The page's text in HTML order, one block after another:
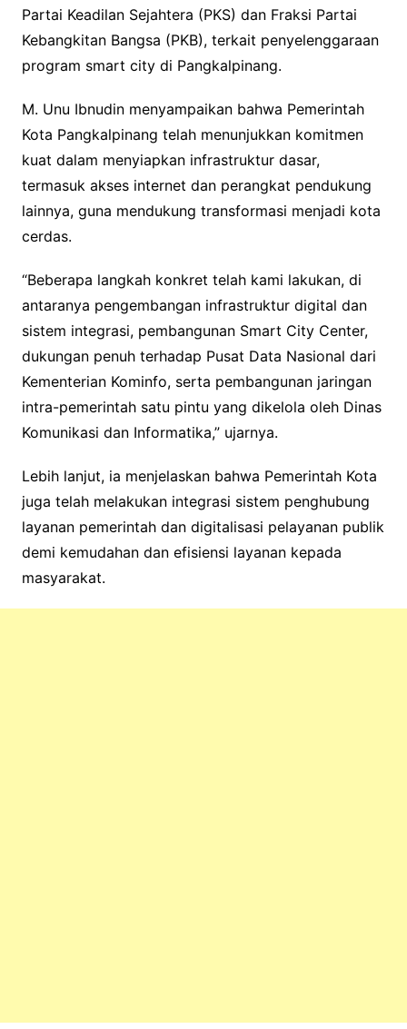
Partai Keadilan Sejahtera (PKS) dan Fraksi Partai
Kebangkitan Bangsa (PKB), terkait penyelenggaraan
program smart city di Pangkalpinang.
M. Unu Ibnudin menyampaikan bahwa Pemerintah
Kota Pangkalpinang telah menunjukkan komitmen
kuat dalam menyiapkan infrastruktur dasar,
termasuk akses internet dan perangkat pendukung
lainnya, guna mendukung transformasi menjadi kota
cerdas.
“Beberapa langkah konkret telah kami lakukan, di
antaranya pengembangan infrastruktur digital dan
sistem integrasi, pembangunan Smart City Center,
dukungan penuh terhadap Pusat Data Nasional dari
Kementerian Kominfo, serta pembangunan jaringan
intra-pemerintah satu pintu yang dikelola oleh Dinas
Komunikasi dan Informatika,” ujarnya.
Lebih lanjut, ia menjelaskan bahwa Pemerintah Kota
juga telah melakukan integrasi sistem penghubung
layanan pemerintah dan digitalisasi pelayanan publik
demi kemudahan dan efisiensi layanan kepada
masyarakat.